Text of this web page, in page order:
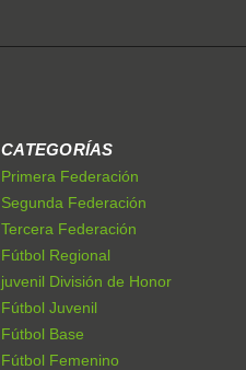
CATEGORÍAS
Primera Federación
Segunda Federación
Tercera Federación
Fútbol Regional
juvenil División de Honor
Fútbol Juvenil
Fútbol Base
Fútbol Femenino